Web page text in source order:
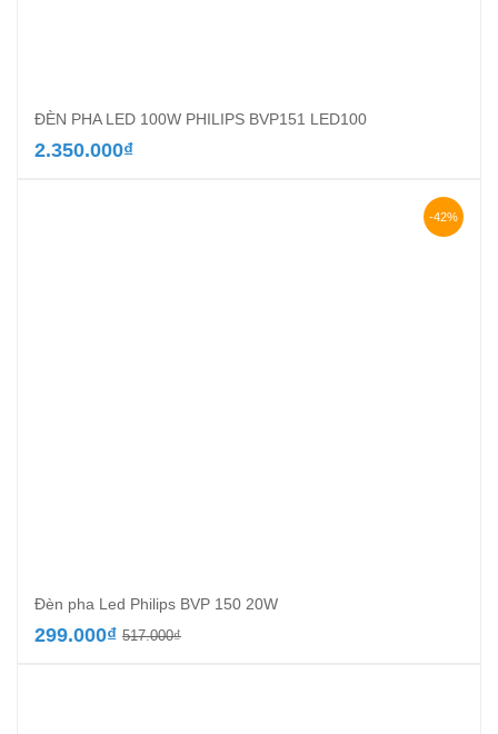
ĐÈN PHA LED 100W PHILIPS BVP151 LED100
2.350.000₫
-42%
Đèn pha Led Philips BVP 150 20W
517.000₫Giá
299.000₫
Giá